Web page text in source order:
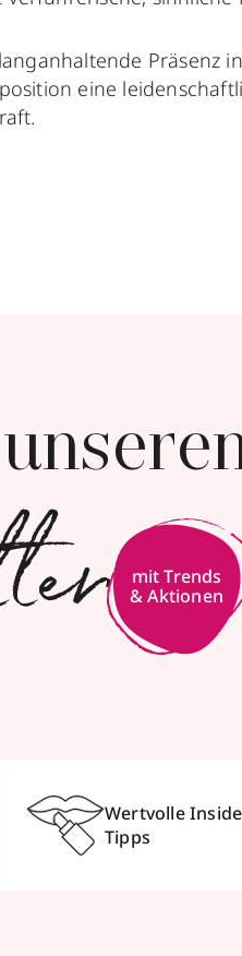
Präsenz
eine
mit Trends
& Aktionen
Wertvolle
Tipps